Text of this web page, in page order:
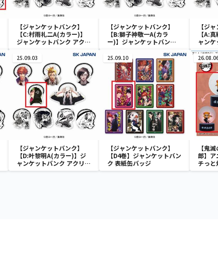
【ジャンケットバンク】
【C:村雨礼二A(カラー)】
ジャンケットバンク アクリ
【ジャンケットバンク】
【B:獅子神敬一A(カラ
ー)】ジャンケットバンク
【ジ
【A:
ャンケ
ヘアゴ
25.09.03
【ジャンケットバンク】
【D:叶黎明A(カラー)】ジ
ャンケットバンク アクリル
ヘアゴム
25.09.10
【ジャンケットバンク】
【D4巻】ジャンケットバン
ク 表紙缶バッジ
【鬼
郎】ア
チっと
郎・胡